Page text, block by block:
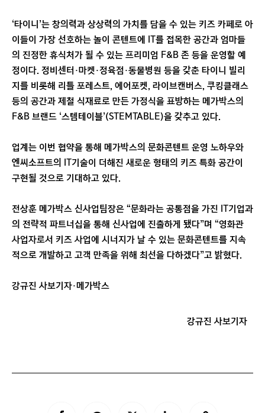
‘타이니’는 창의력과 상상력의 가치를 담을 수 있는 키즈 카페로 아
이들이 가장 선호하는 놀이 콘텐트에 IT를 접목한 공간과 엄마들
의 진정한 휴식처가 될 수 있는 프리미엄 F&B 존 등을 운영할 예
정이다. 정비센터·마켓·정육점·동물병원 등을 갖춘 타이니 빌리
지를 비롯해 리틀 포레스트, 에어포켓, 라이브캔버스, 쿠킹클래스
등의 공간과 제철 식재료로 만든 가정식을 표방하는 메가박스의
F&B 브랜드 ‘스템테이블’(STEMTABLE)을 갖추고 있다.
업계는 이번 협약을 통해 메가박스의 문화콘텐트 운영 노하우와
엔씨소프트의 IT기술이 더해진 새로운 형태의 키즈 특화 공간이
구현될 것으로 기대하고 있다.
전상훈 메가박스 신사업팀장은 “문화라는 공통점을 가진 IT기업과
의 전략적 파트너십을 통해 신사업에 진출하게 됐다”며 “영화관
사업자로서 키즈 사업에 시너지가 날 수 있는 문화콘텐트를 지속
적으로 개발하고 고객 만족을 위해 최선을 다하겠다”고 밝혔다.
강규진 사보기자·메가박스
강규진 사보기자